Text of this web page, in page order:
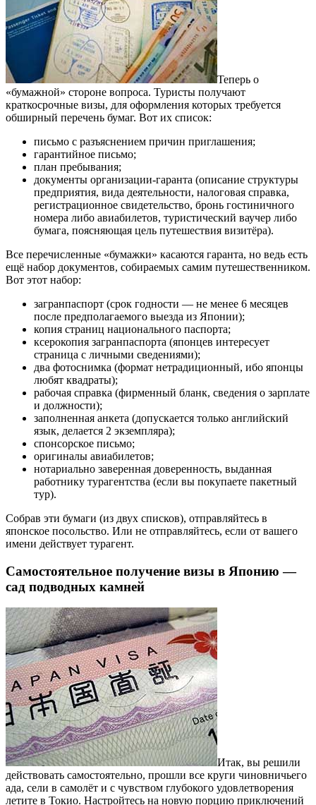
Теперь о
«бумажной» стороне вопроса. Туристы получают
краткосрочные визы, для оформления которых требуется
обширный перечень бумаг. Вот их список:
письмо с разъяснением причин приглашения;
гарантийное письмо;
план пребывания;
документы организации-гаранта (описание структуры
предприятия, вида деятельности, налоговая справка,
регистрационное свидетельство, бронь гостиничного
номера либо авиабилетов, туристический ваучер либо
бумага, поясняющая цель путешествия визитёра).
Все перечисленные «бумажки» касаются гаранта, но ведь есть
ещё набор документов, собираемых самим путешественником.
Вот этот набор:
загранпаспорт (срок годности — не менее 6 месяцев
после предполагаемого выезда из Японии);
копия страниц национального паспорта;
ксерокопия загранпаспорта (японцев интересует
страница с личными сведениями);
два фотоснимка (формат нетрадиционный, ибо японцы
любят квадраты);
рабочая справка (фирменный бланк, сведения о зарплате
и должности);
заполненная анкета (допускается только английский
язык, делается 2 экземпляра);
спонсорское письмо;
оригиналы авиабилетов;
нотариально заверенная доверенность, выданная
работнику турагентства (если вы покупаете пакетный
тур).
Собрав эти бумаги (из двух списков), отправляйтесь в
японское посольство. Или не отправляйтесь, если от вашего
имени действует турагент.
Самостоятельное получение визы в Японию —
сад подводных камней
Итак, вы решили
действовать самостоятельно, прошли все круги чиновничьего
ада, сели в самолёт и с чувством глубокого удовлетворения
летите в Токио. Настройтесь на новую порцию приключений